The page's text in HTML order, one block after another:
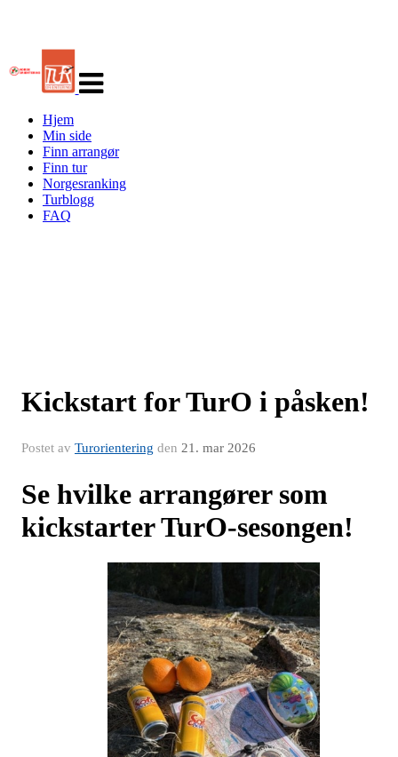
navigasjon
Hjem
Min side
Finn arrangør
Finn tur
Norgesranking
Turblogg
FAQ
Kickstart for TurO i påsken!
Postet av Turorientering den 21. mar 2026
Se hvilke arrangører som
kickstarter TurO‑sesongen!